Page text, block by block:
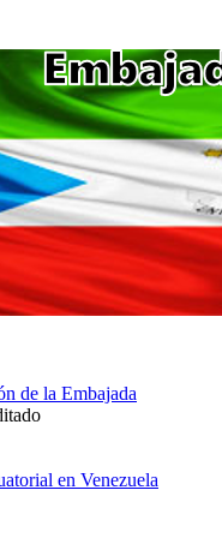
de la Embajada
en Venezuela